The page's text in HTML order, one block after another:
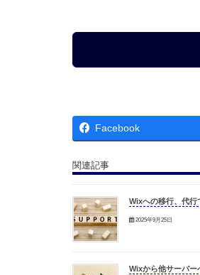
Facebook
関連記事
Wixへの移行、代行
2025年9月25日
Wixから他サーバー